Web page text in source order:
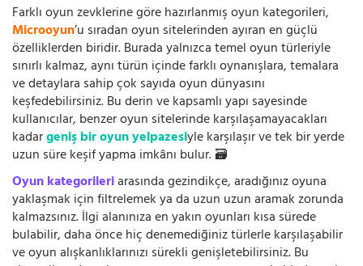
Farklı oyun zevklerine göre hazırlanmış oyun kategorileri,
Microoyun’u sıradan oyun sitelerinden ayıran en güçlü
özelliklerden biridir. Burada yalnızca temel oyun türleriyle
sınırlı kalmaz, aynı türün içinde farklı oynanışlara, temalara
ve detaylara sahip çok sayıda oyun dünyasını
keşfedebilirsiniz. Bu derin ve kapsamlı yapı sayesinde
kullanıcılar, benzer oyun sitelerinde karşılaşamayacakları
kadargeniş bir oyun yelpazesiyle karşılaşır ve tek bir yerde
uzun süre keşif yapma imkânı bulur. 🗃️
Oyun kategorileriarasında gezindikçe, aradığınız oyuna
yaklaşmak için filtrelemek ya da uzun uzun aramak zorunda
kalmazsınız. İlgi alanınıza en yakın oyunları kısa sürede
bulabilir, daha önce hiç denemediğiniz türlerle karşılaşabilir
ve oyun alışkanlıklarınızı sürekli genişletebilirsiniz. Bu